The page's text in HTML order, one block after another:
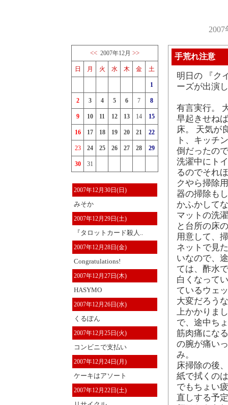
<< 2007年12月 >>
日 月 火 水 木 金 土
1
2 3 4 5 6 7 8
9 10 11 12 13 14 15
16 17 18 19 20 21 22
23 24 25 26 27 28 29
30 31
2007年12月30日(日)
みそか
2007年12月29日(土)
『タロットカード殺人..
2007年12月28日(金)
Congratulations!
2007年12月27日(木)
HASYMO
2007年12月26日(水)
くるぽん
2007年12月25日(火)
コンビニで支払い
2007年12月24日(月)
ケーキはアソート
2007年12月22日(土)
手荒れ注意
明日の 『ク
ーズが出演
有言実行。
早起きせね
床。 天気が
ト、キッチ
倒だったの
洗濯中にト
るのでそれ
クやら掃除
器の掃除も
かふかして
マットの洗
と台所の床
用意して、
ネットで見
いなので、
ては、酢水
白くなって
ているウェ
大変だろう
上かかりま
で、途中ち
筋肉痛にな
の腕が痛い
み。
床掃除の後
紙で拭くの
でもちょい
直しする予